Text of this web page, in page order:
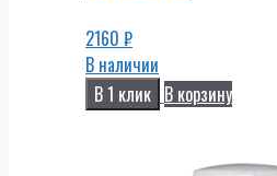
2160 ₽
В наличии
В 1 клик В корзину